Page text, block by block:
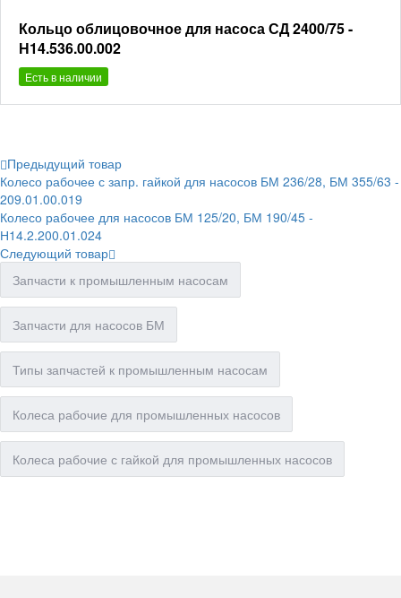
Кольцо облицовочное для насоса СД 2400/75 -
Н14.536.00.002
Есть в наличии
Предыдущий товар
Колесо рабочее с запр. гайкой для насосов БМ 236/28, БМ 355/63 -
209.01.00.019
Колесо рабочее для насосов БМ 125/20, БМ 190/45 -
Н14.2.200.01.024
Следующий товар
Запчасти к промышленным насосам
Запчасти для насосов БМ
Типы запчастей к промышленным насосам
Колеса рабочие для промышленных насосов
Колеса рабочие с гайкой для промышленных насосов